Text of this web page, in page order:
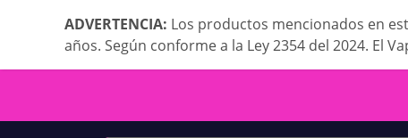
ADVERTENCIA: Los productos mencionados en
años. Según conforme a la Ley 2354 del 2024. El